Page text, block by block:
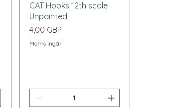
CAT Hooks 12th scale
Unpainted
Pris
4,00 GBP
Moms ingår